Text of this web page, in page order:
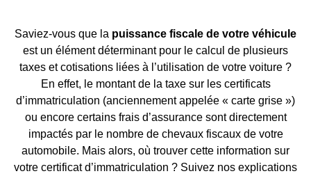
Saviez-vous que la puissance fiscale de votre véhicule
est un élément déterminant pour le calcul de plusieurs
taxes et cotisations liées à l’utilisation de votre voiture ?
En effet, le montant de la taxe sur les certificats
d’immatriculation (anciennement appelée « carte grise »)
ou encore certains frais d’assurance sont directement
impactés par le nombre de chevaux fiscaux de votre
automobile. Mais alors, où trouver cette information sur
votre certificat d’immatriculation ? Suivez nos explications